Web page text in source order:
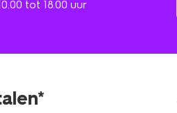
tot 18.00 uur